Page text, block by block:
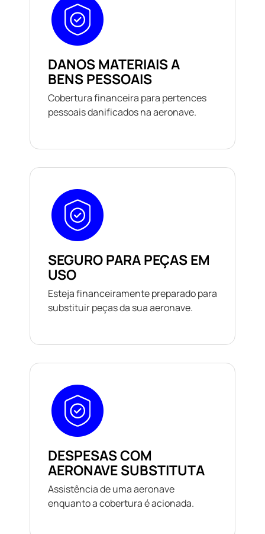
DANOS MATERIAIS A
BENS PESSOAIS
Cobertura financeira para pertences
pessoais danificados na aeronave.
SEGURO PARA PEÇAS EM
USO
Esteja financeiramente preparado para
substituir peças da sua aeronave.
DESPESAS COM
AERONAVE SUBSTITUTA
Assistência de uma aeronave
enquanto a cobertura é acionada.